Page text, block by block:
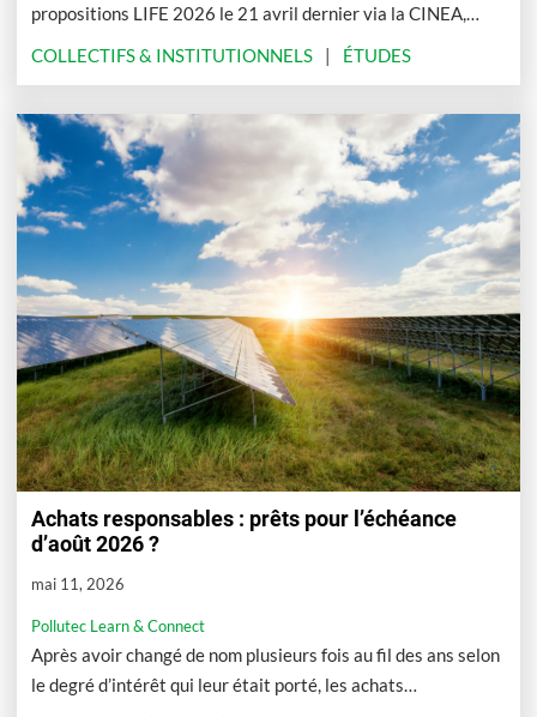
propositions LIFE 2026 le 21 avril dernier via la CINEA,
l’agence exécutive européenne pour le climat, les
infrastructures et l’environnement. En voici les grandes
COLLECTIFS & INSTITUTIONNELS ÉTUDES
Achats responsables : prêts pour l’échéance
d’août 2026 ?
mai 11, 2026
Pollutec Learn & Connect
Après avoir changé de nom plusieurs fois au fil des ans selon
le degré d’intérêt qui leur était porté, les achats